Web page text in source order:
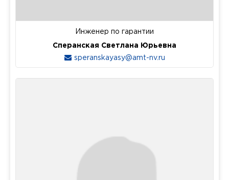
Инженер по гарантии
Сперанская Светлана Юрьевна
speranskayasy@amt-nv.ru